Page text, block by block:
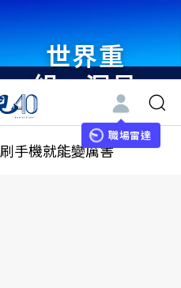
世界重
組・洞見
未來 與
世界領袖
職場雷達
刷手機就能變厲害